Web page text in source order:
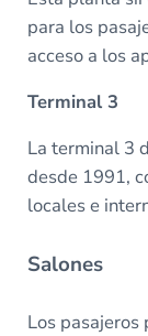
para los
acceso a los
Terminal 3
La terminal 3
desde 1991,
locales e
Salones
Los pasajeros